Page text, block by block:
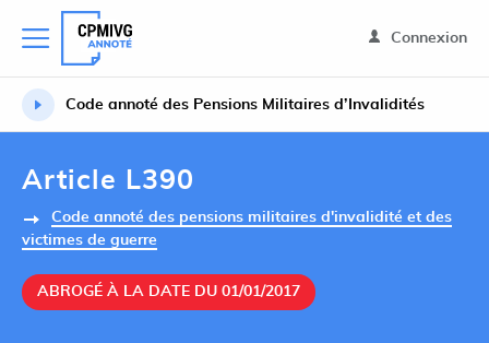
Connexion
Code annoté des Pensions Militaires d’Invalidités
Article L390
Code annoté des pensions militaires d'invalidité et des
victimes de guerre
ABROGÉ À LA DATE DU 01/01/2017